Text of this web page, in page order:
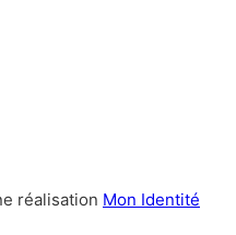
réalisation Mon Identité